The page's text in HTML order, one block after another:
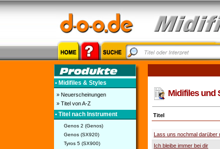
• Midifiles & Styles
» Neuerscheinungen
» Titel von A-Z
• Titel nach Instrument
Genos 2 (Genos)
Genos (SX920)
Tyros 5 (SX900)
Midifiles und
Titel
Lass uns nochmal darüber
Ich bleibe immer bei dir